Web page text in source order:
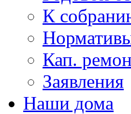
К
Кап.
Заявления
Наши дома